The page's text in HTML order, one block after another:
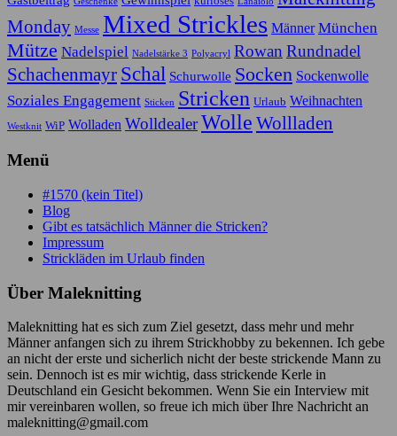
Monday Messe Mixed Strickles Männer München
Mütze Nadelspiel Nadelstärke 3 Polyacryl Rowan Rundnadel
Schachenmayr Schal Schurwolle Socken Sockenwolle
Soziales Engagement Sticken Stricken Urlaub Weihnachten
Westknit WiP Wolladen WolldealerWolle Wollladen
Menü
#1570 (kein Titel)
Blog
Gibt es tatsächlich Männer die Stricken?
Impressum
Strickläden im Urlaub finden
Über Maleknitting
Maleknitting hat es sich zum Ziel gesetzt, dass mehr und mehr
Männer anfangen sich zu ihrem Strickhobby zu bekennen. Ich gebe
an nicht der erste und sicherlich nicht der beste strickende Mann zu
sein. Dennoch ist es mir wichtig, dass strickende Kerle in
Deutschland ein Gesicht bekommen. Wenn Sie ein Interview mit
mir vereinbaren wollen, so freue ich mich über Ihre Nachricht an
maleknitting@gmail.com